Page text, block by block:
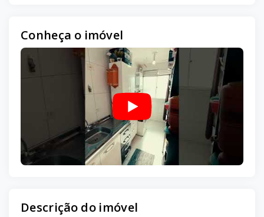
Conheça o imóvel
Descrição do imóvel